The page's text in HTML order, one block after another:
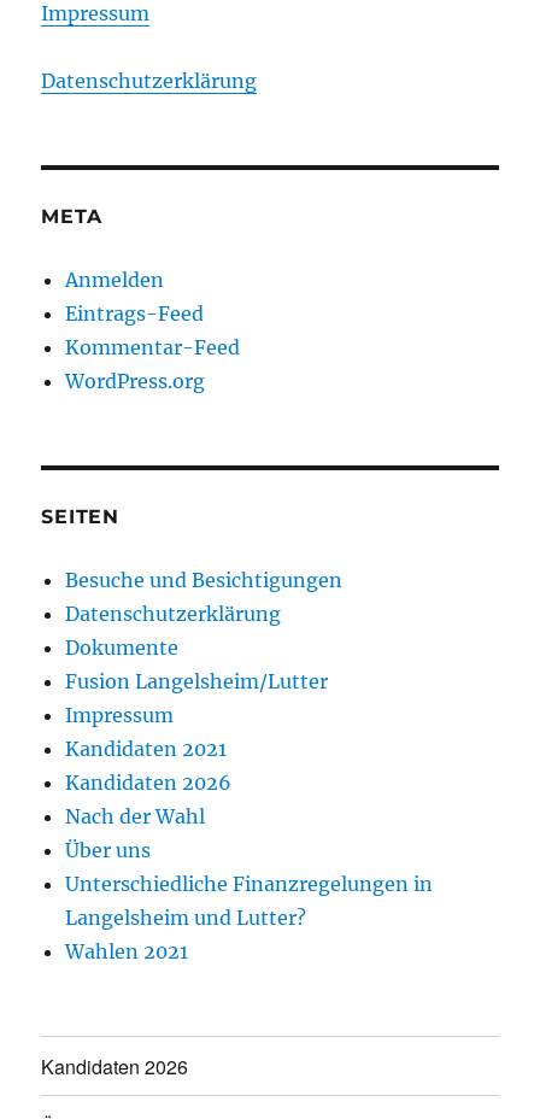
Impressum
Datenschutzerklärung
META
Anmelden
Eintrags-Feed
Kommentar-Feed
WordPress.org
SEITEN
Besuche und Besichtigungen
Datenschutzerklärung
Dokumente
Fusion Langelsheim/Lutter
Impressum
Kandidaten 2021
Kandidaten 2026
Nach der Wahl
Über uns
Unterschiedliche Finanzregelungen in
Langelsheim und Lutter?
Wahlen 2021
Kandidaten 2026